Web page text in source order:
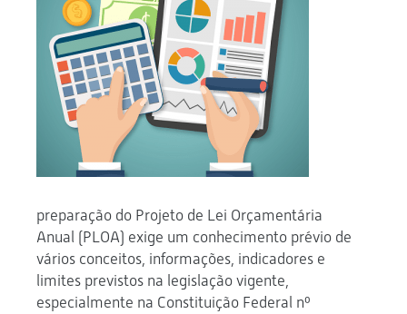
preparação do Projeto de Lei Orçamentária
Anual (PLOA) exige um conhecimento prévio de
vários conceitos, informações, indicadores e
limites previstos na legislação vigente,
especialmente na Constituição Federal nº